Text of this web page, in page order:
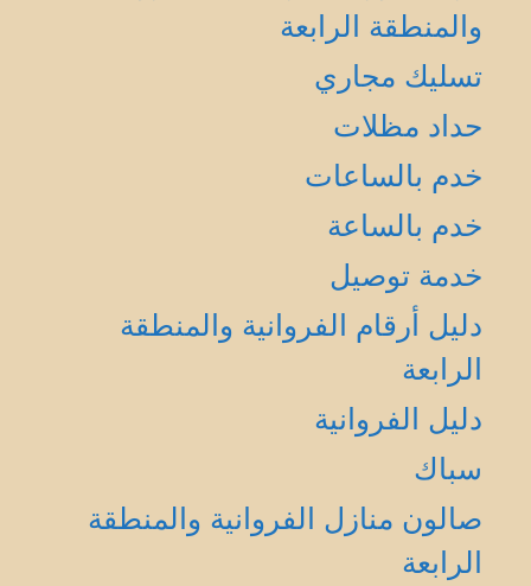
والمنطقة الرابعة
تسليك مجاري
حداد مظلات
خدم بالساعات
خدم بالساعة
خدمة توصيل
دليل أرقام الفروانية والمنطقة
الرابعة
دليل الفروانية
سباك
صالون منازل الفروانية والمنطقة
الرابعة